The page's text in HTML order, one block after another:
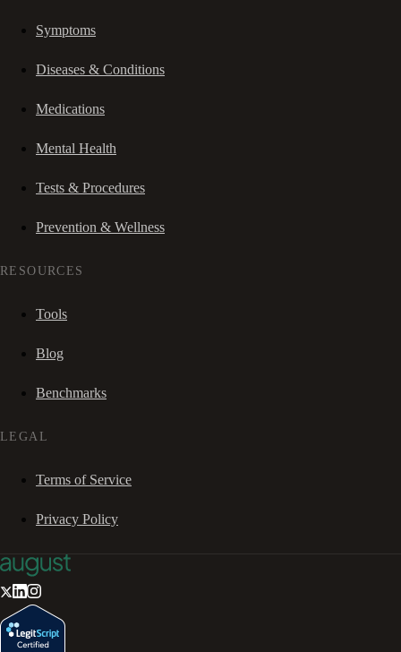
Symptoms
Diseases & Conditions
Medications
Mental Health
Tests & Procedures
Prevention & Wellness
RESOURCES
Tools
Blog
Benchmarks
LEGAL
Terms of Service
Privacy Policy